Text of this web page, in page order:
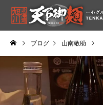
ブログ 山南敬助